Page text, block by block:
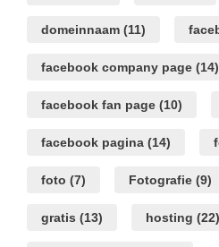
domeinnaam (11)
facebook company page (14)
facebook fan page (10)
facebook pagina (14)
foto (7) Fotografie (9)
gratis (13) hosting (22)